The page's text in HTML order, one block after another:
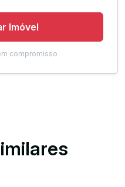
Imóvel
compromisso